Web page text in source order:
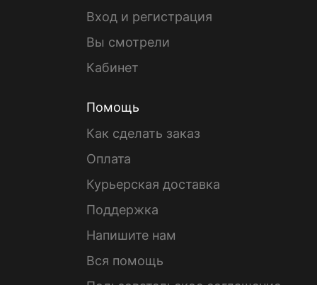
Вход и регистрация
Вы смотрели
Кабинет
Помощь
Как сделать заказ
Оплата
Курьерская доставка
Поддержка
Напишите нам
Вся помощь